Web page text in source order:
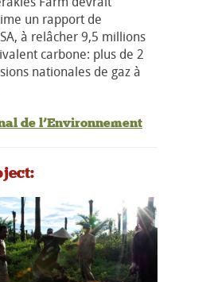
un rapport de
à relâcher 9,5 millions
carbone: plus de 2
nationales de gaz à
de l’Environnement